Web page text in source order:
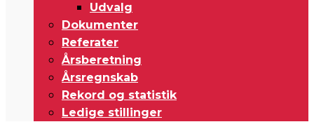
Udvalg
Dokumenter
Referater
Årsberetning
Årsregnskab
Rekord og statistik
Ledige stillinger